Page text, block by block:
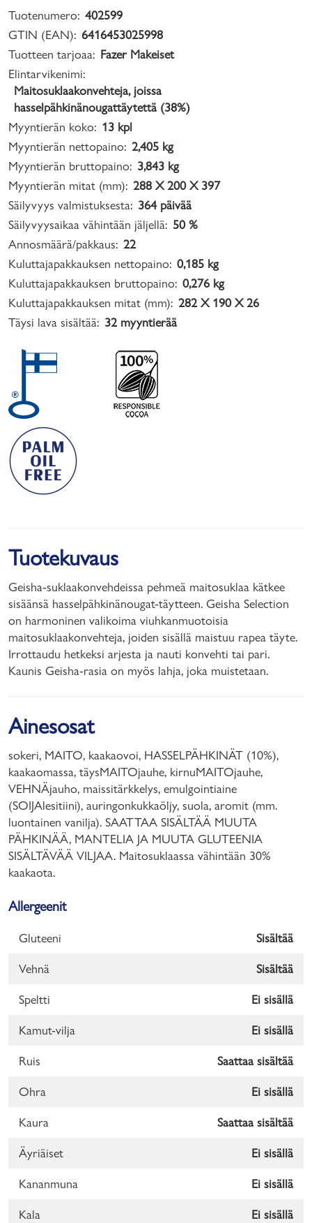
Tuotenumero: 402599
GTIN (EAN): 6416453025998
Tuotteen tarjoaa: Fazer Makeiset
Elintarvikenimi:
Maitosuklaakonvehteja, joissa
hasselpähkinänougattäytettä (38%)
Myyntierän koko: 13 kpl
Myyntierän nettopaino: 2,405 kg
Myyntierän bruttopaino: 3,843 kg
Myyntierän mitat (mm): 288 X 200 X 397
Säilyvyys valmistuksesta: 364 päivää
Säilyvyysaikaa vähintään jäljellä: 50 %
Annosmäärä/pakkaus: 22
Kuluttajapakkauksen nettopaino: 0,185 kg
Kuluttajapakkauksen bruttopaino: 0,276 kg
Kuluttajapakkauksen mitat (mm): 282 X 190 X 26
Täysi lava sisältää: 32 myyntierää
Tuotekuvaus
Geisha-suklaakonvehdeissa pehmeä maitosuklaa kätkee
sisäänsä hasselpähkinänougat-täytteen. Geisha Selection
on harmoninen valikoima viuhkanmuotoisia
maitosuklaakonvehteja, joiden sisällä maistuu rapea täyte.
Irrottaudu hetkeksi arjesta ja nauti konvehti tai pari.
Kaunis Geisha-rasia on myös lahja, joka muistetaan.
Ainesosat
sokeri, MAITO, kaakaovoi, HASSELPÄHKINÄT (10%),
kaakaomassa, täysMAITOjauhe, kirnuMAITOjauhe,
VEHNÄjauho, maissitärkkelys, emulgointiaine
(SOIJAlesitiini), auringonkukkaöljy, suola, aromit (mm.
luontainen vanilja). SAATTAA SISÄLTÄÄ MUUTA
PÄHKINÄÄ, MANTELIA JA MUUTA GLUTEENIA
SISÄLTÄVÄÄ VILJAA. Maitosuklaassa vähintään 30%
kaakaota.
Allergeenit
Gluteeni Sisältää
Vehnä Sisältää
Speltti Ei sisällä
Kamut-vilja Ei sisällä
Ruis Saattaa sisältää
Ohra Ei sisällä
Kaura Saattaa sisältää
Äyriäiset Ei sisällä
Kananmuna Ei sisällä
Kala Ei sisällä